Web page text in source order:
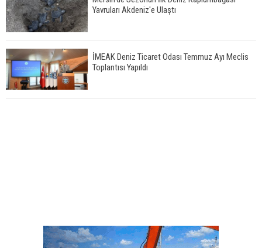
Yavruları Akdeniz'e Ulaştı
İMEAK Deniz Ticaret Odası Temmuz Ayı Meclis
Toplantısı Yapıldı